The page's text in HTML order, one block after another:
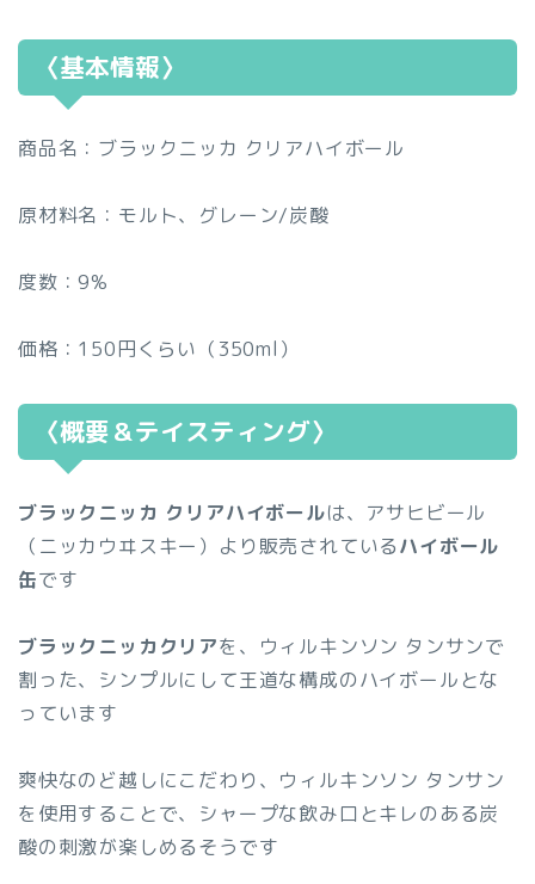
〈基本情報〉
商品名：ブラックニッカ クリアハイボール
原材料名：モルト、グレーン/炭酸
度数：9%
価格：150円くらい（350ml）
〈概要＆テイスティング〉
ブラックニッカ クリアハイボールは、アサヒビール
（ニッカウヰスキー）より販売されているハイボール
缶です
ブラックニッカクリアを、ウィルキンソン タンサンで
割った、シンプルにして王道な構成のハイボールとな
っています
爽快なのど越しにこだわり、ウィルキンソン タンサン
を使用することで、シャープな飲み口とキレのある炭
酸の刺激が楽しめるそうです